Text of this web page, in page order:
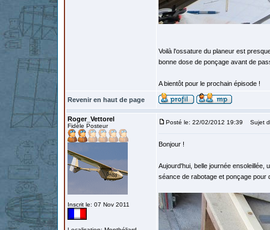
Voilà l'ossature du planeur est
bonne dose de ponçage avant de
A bientôt pour le prochain épisode !
Revenir en haut de page
Roger_Vettorel
Fidèle Posteur
Inscrit le: 07 Nov 2011
Posté le: 22/02/2012 19:39 Sujet
Bonjour !
Aujourd'hui, belle journée ensoleillée,
séance de rabotage et ponçage pour